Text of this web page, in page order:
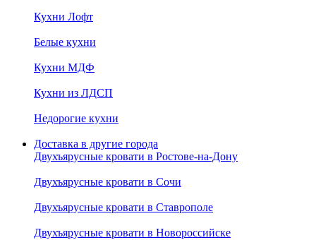
Кухни Лофт
Белые кухни
Кухни МДФ
Кухни из ЛДСП
Недорогие кухни
Доставка в другие города
Двухъярусные кровати в Ростове-на-Дону
Двухъярусные кровати в Сочи
Двухъярусные кровати в Ставрополе
Двухъярусные кровати в Новороссийске